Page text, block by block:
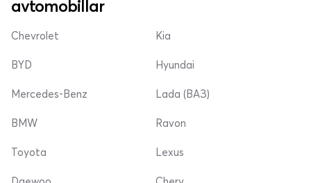
avtomobillar
Chevrolet
BYD
Mercedes-Benz
Kia
Hyundai
Lada (ВАЗ)
BMW
Toyota
Ravon
Lexus